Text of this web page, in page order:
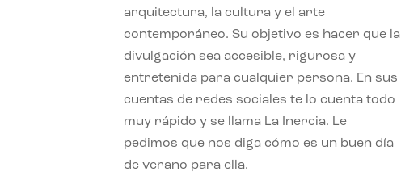
arquitectura, la cultura y el arte
contemporáneo. Su objetivo es hacer que la
divulgación sea accesible, rigurosa y
entretenida para cualquier persona. En sus
cuentas de redes sociales te lo cuenta todo
muy rápido y se llama La Inercia. Le
pedimos que nos diga cómo es un buen día
de verano para ella.